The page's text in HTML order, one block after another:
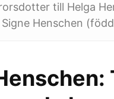
till Helga
Henschen